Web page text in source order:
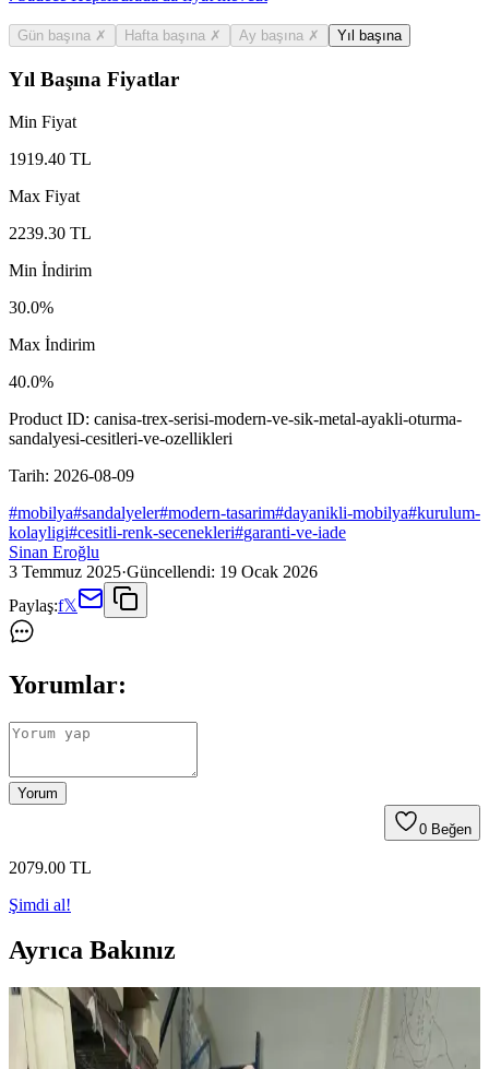
Gün başına ✗ Hafta başına ✗ Ay başına ✗ Yıl başına
Yıl Başına Fiyatlar
Min Fiyat
1919.40 TL
Max Fiyat
2239.30 TL
Min İndirim
30.0%
Max İndirim
40.0%
Product ID: canisa-trex-serisi-modern-ve-sik-metal-ayakli-oturma-
sandalyesi-cesitleri-ve-ozellikleri
Tarih: 2026-08-09
#mobilya#sandalyeler#modern-tasarim#dayanikli-mobilya#kurulum-
kolayligi#cesitli-renk-secenekleri#garanti-ve-iade
Sinan Eroğlu
3 Temmuz 2025·Güncellendi: 19 Ocak 2026
Paylaş:f𝕏
Yorumlar:
Yorum
0 Beğen
2079.00 TL
Şimdi al!
Ayrıca Bakınız
Kereste Nem İçeriği ve Kurutma Standartları: İnce
İşçilik İçin Kritik Bilgiler